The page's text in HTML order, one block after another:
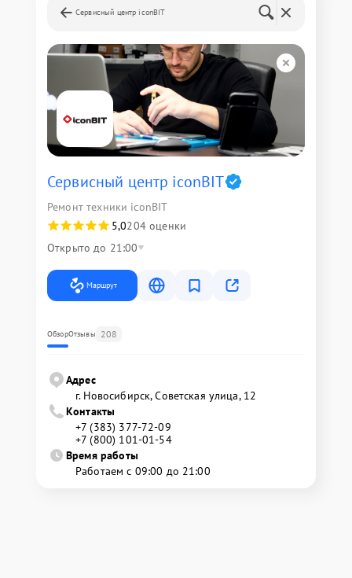
Сервисный центр iconBIT
Сервисный центр iconBIT
Ремонт техники iconBIT
5,0204 оценки
Открыто до 21:00
Маршрут
ОбзорОтзывы 208
Адрес
г. Новосибирск, Советская улица, 12
Контакты
+7 (383) 377-72-09
+7 (800) 101-01-54
Время работы
Работаем с 09:00 до 21:00